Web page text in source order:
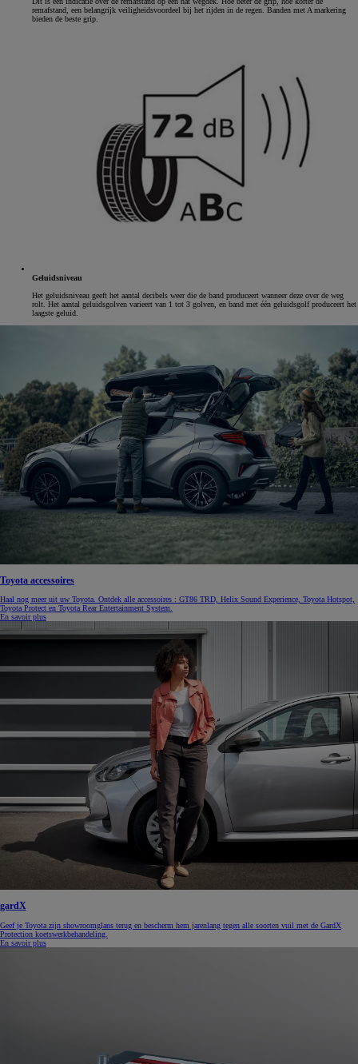
remafstand, een belangrijk veiligheidsvoordeel bij het rijden in de regen. Banden met A markering
bieden de beste grip.
Geluidsniveau
Het geluidsniveau geeft het aantal decibels weer die de band produceert wanneer deze over de weg
rolt. Het aantal geluidsgolven varieert van 1 tot 3 golven, en band met één geluidsgolf produceert het
laagste geluid.
Toyota accessoires
Haal nog meer uit uw Toyota. Ontdek alle accessoires : GT86 TRD, Helix Sound Experience, Toyota Hotspot,
Toyota Protect en Toyota Rear Entertainment System.
En savoir plus
gardX
Geef je Toyota zijn showroomglans terug en bescherm hem jarenlang tegen alle soorten vuil met de GardX
Protection koetswerkbehandeling.
En savoir plus